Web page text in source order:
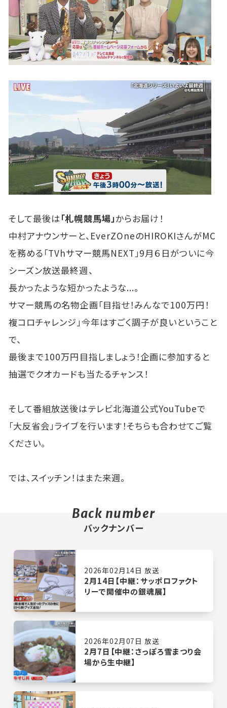
そして最後は「札幌競馬場」からお届け！
中村アナウンサーと、EverZOneのHIROKIさんがMC
を務める「TVhサマー競馬NEXT」9月６日がついに今
シーズン放送最終週、
長かったような短かったような...。
サマー競馬の名物企画「目指せ！みんなで100万円！
複コロチャレンジ」今年はすごく調子が良いということ
で、
最後まで100万円目指しましょう！企画に参加すると
抽選でクオカードも当たるチャンス！
そして番組放送後はテレビ北海道公式YouTubeで
「大反省会」ライブを行います！そちらも合わせてご覧
ください。
では、スイッチン！はまた来週。
バックナンバー
2026年02月14日 放送
2月14日【中継：サッポロファクト
リーで開催中の銀魂展】
2026年02月07日 放送
2月7日【中継：さっぽろ雪まつり会
場から生中継】